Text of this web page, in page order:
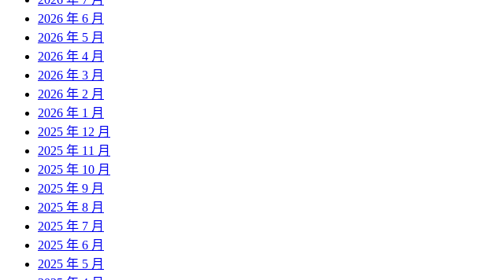
2026 年 6 月
2026 年 5 月
2026 年 4 月
2026 年 3 月
2026 年 2 月
2026 年 1 月
2025 年 12 月
2025 年 11 月
2025 年 10 月
2025 年 9 月
2025 年 8 月
2025 年 7 月
2025 年 6 月
2025 年 5 月